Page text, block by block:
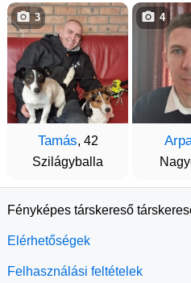
Tamás, 42
Szilágyballa
3 4
Fényképes társkereső
Elérhetőségek
Felhasználási feltételek